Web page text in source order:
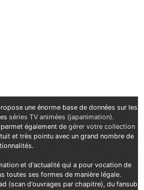
une énorme base de données sur les
séries TV animées (japanimation).
également de gérer votre collection
et très pointu avec un grand nombre de
et d'actualité qui a pour vocation de
toutes ses formes de manière légale.
(scan d'ouvrages par chapitre), du fansub